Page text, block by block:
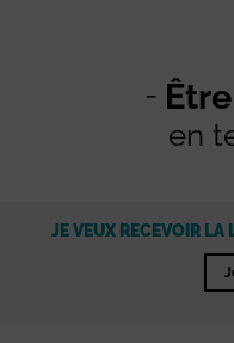
en
JE VEUX RECEVOIR